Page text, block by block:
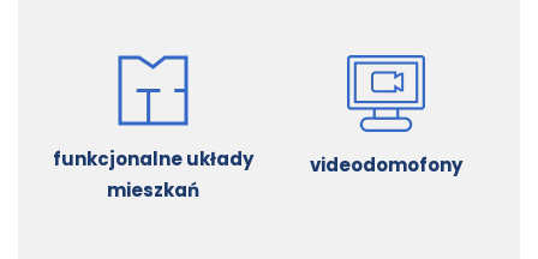
funkcjonalne układy
mieszkań
videodomofony